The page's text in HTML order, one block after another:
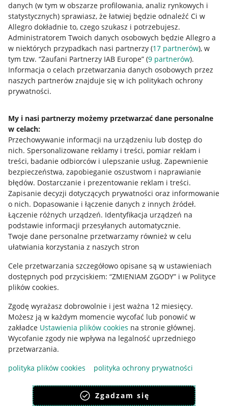
danych (w tym w obszarze profilowania, analiz rynkowych i
statystycznych) sprawiasz, że łatwiej będzie odnaleźć Ci w
Allegro dokładnie to, czego szukasz i potrzebujesz.
Administratorem Twoich danych osobowych będzie Allegro a
w niektórych przypadkach nasi partnerzy (17 partnerów), w
tym tzw. “Zaufani Partnerzy IAB Europe” (9 partnerów).
Informacja o celach przetwarzania danych osobowych przez
naszych partnerów znajduje się w ich politykach ochrony
prywatności.
My i nasi partnerzy możemy przetwarzać dane personalne
w celach:
Przechowywanie informacji na urządzeniu lub dostęp do
nich. Spersonalizowane reklamy i treści, pomiar reklam i
treści, badanie odbiorców i ulepszanie usług. Zapewnienie
bezpieczeństwa, zapobieganie oszustwom i naprawianie
błędów. Dostarczanie i prezentowanie reklam i treści.
Zapisanie decyzji dotyczących prywatności oraz informowanie
o nich. Dopasowanie i łączenie danych z innych źródeł.
Łączenie różnych urządzeń. Identyfikacja urządzeń na
podstawie informacji przesyłanych automatycznie.
Twoje dane personalne przetwarzamy również w celu
ułatwiania korzystania z naszych stron
Cele przetwarzania szczegółowo opisane są w ustawieniach
dostępnych pod przyciskiem: “ZMIENIAM ZGODY” i w Polityce
plików cookies.
Zgodę wyrażasz dobrowolnie i jest ważna 12 miesięcy.
Możesz ją w każdym momencie wycofać lub ponowić w
zakładce Ustawienia plików cookies na stronie głównej.
Wycofanie zgody nie wpływa na legalność uprzedniego
przetwarzania.
polityka plików cookies
polityka ochrony prywatności
Zgadzam się
Przydatne informacje
Jak to działa
Allegro Gadane dla sprzedających
Allegro Gadane dla kupujących
Mapa miejscowości
Informacje prawne
Regulamin
Polityka plików "cookies"
Ustawienia plików "cookies"
Udostępnianie lokalizacji
Informacje dla Aktu o Usługach Cyfrowych
Pobierz aplikację